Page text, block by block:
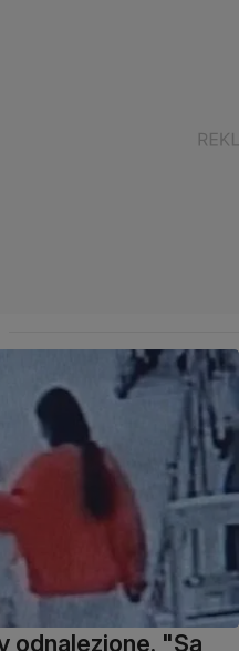
odnalezione. "Są